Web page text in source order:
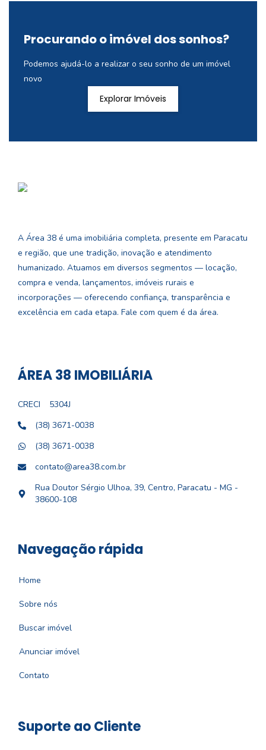
Procurando o imóvel dos sonhos?
Podemos ajudá-lo a realizar o seu sonho de um imóvel
novo
Explorar Imóveis
A Área 38 é uma imobiliária completa, presente em Paracatu
e região, que une tradição, inovação e atendimento
humanizado. Atuamos em diversos segmentos — locação,
compra e venda, lançamentos, imóveis rurais e
incorporações — oferecendo confiança, transparência e
excelência em cada etapa. Fale com quem é da área.
ÁREA 38 IMOBILIÁRIA
CRECI
5304J
(38) 3671-0038
(38) 3671-0038
contato@area38.com.br
Rua Doutor Sérgio Ulhoa, 39, Centro, Paracatu - MG -
38600-108
Navegação rápida
Home
Sobre nós
Buscar imóvel
Anunciar imóvel
Contato
Suporte ao Cliente